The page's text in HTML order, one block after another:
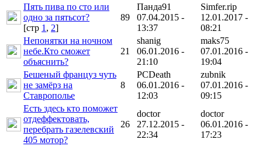
Пять пива по сто или
одно за пятьсот?
[cтр 1, 2]
89
Панда91
07.04.2015 -
13:37
Simfer.rip
12.01.2017 -
08:21
Непонятки на ночном
небе.Кто сможет
объяснить?
21
shanig
06.01.2016 -
21:10
maks75
07.01.2016 -
19:04
Бешеный француз чуть
не замёрз на
Ставрополье
8
PCDeath
06.01.2016 -
12:03
zubnik
07.01.2016 -
09:15
Есть здесь кто поможет
отдеффектовать,
перебрать газелевский
405 мотор?
26
doctor
27.12.2015 -
22:34
doctor
06.01.2016 -
17:23